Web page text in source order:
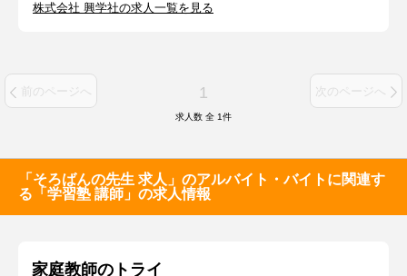
株式会社 興学社の求人一覧を見る
前のページへ 1 次のページへ
求人数 全 1件
「そろばんの先生 求人」のアルバイト・バイトに関連す
る「学習塾 講師」の求人情報
家庭教師のトライ